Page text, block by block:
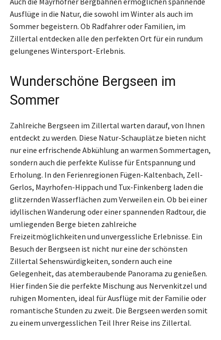
Ausflüge in die Natur, die sowohl im Winter als auch im
Sommer begeistern. Ob Radfahrer oder Familien, im
Zillertal entdecken alle den perfekten Ort für ein rundum
gelungenes Wintersport-Erlebnis.
Wunderschöne Bergseen im
Sommer
Zahlreiche Bergseen im Zillertal warten darauf, von Ihnen
entdeckt zu werden. Diese Natur-Schauplätze bieten nicht
nur eine erfrischende Abkühlung an warmen Sommertagen,
sondern auch die perfekte Kulisse für Entspannung und
Erholung. In den Ferienregionen Fügen-Kaltenbach, Zell-
Gerlos, Mayrhofen-Hippach und Tux-Finkenberg laden die
glitzernden Wasserflächen zum Verweilen ein. Ob bei einer
idyllischen Wanderung oder einer spannenden Radtour, die
umliegenden Berge bieten zahlreiche
Freizeitmöglichkeiten und unvergessliche Erlebnisse. Ein
Besuch der Bergseen ist nicht nur eine der schönsten
Zillertal Sehenswürdigkeiten, sondern auch eine
Gelegenheit, das atemberaubende Panorama zu genießen.
Hier finden Sie die perfekte Mischung aus Nervenkitzel und
ruhigen Momenten, ideal für Ausflüge mit der Familie oder
romantische Stunden zu zweit. Die Bergseen werden somit
zu einem unvergesslichen Teil Ihrer Reise ins Zillertal.